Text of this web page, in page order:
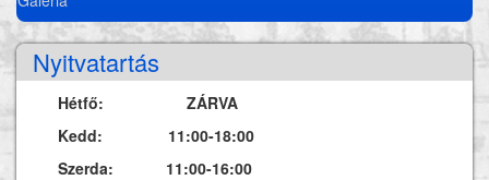
Nyitvatartás
Hétfő: ZÁRVA
Kedd: 11:00-18:00
Szerda: 11:00-16:00